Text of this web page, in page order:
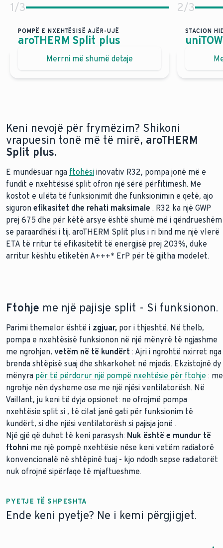
1/3
POMPË E NXEHTËSISË AJËR-UJË
aroTHERM Split plus
Merrni më shumë detaje
Një zgjidhje shumë efikase e ngrohjes
2/3
STACION
Keni nevojë për frymëzim? Shikoni
vrapuesin tonë më të mirë, aroTHERM
Split plus.
E mundësuar nga ftohësi inovativ R32, pompa jonë më e
fundit e nxehtësisë split ofron një sërë përfitimesh. Me
kostot e ulëta të funksionimit dhe funksionimin e qetë, ajo
siguron efikasitet dhe rehati maksimale . R32 ka një GWP
prej 675 dhe për këtë arsye është shumë më i qëndrueshëm
se paraardhësi i tij. aroTHERM Split plus i ri bind me një vlerë
ETA të rritur të efikasitetit të energjisë prej 203%, duke
arritur kështu etiketën A+++* ErP për të gjitha modelet.
Ftohje me një pajisje split - Si funksionon.
Parimi themelor është i zgjuar, por i thjeshtë. Në thelb,
pompa e nxehtësisë funksionon në një mënyrë të ngjashme
me ngrohjen, vetëm në të kundërt : Ajri i ngrohtë nxirret nga
brenda shtëpisë suaj dhe shkarkohet në mjedis. Ekzistojnë dy
mënyra për të përdorur një pompë nxehtësie për ftohje : me
ngrohje nën dysheme ose me një njësi ventilatorësh. Në
Vaillant, ju keni të dyja opsionet: ne ofrojmë pompa
nxehtësie split si , të cilat janë gati për funksionim të
kundërt, si dhe njësi ventilatorësh si pajisja jonë .
Një gjë që duhet të keni parasysh: Nuk është e mundur të
ftohni me një pompë nxehtësie nëse keni vetëm radiatorë
konvencionalë në shtëpinë tuaj - kjo ndodh sepse radiatorët
nuk ofrojnë sipërfaqe të mjaftueshme.
PYETJE TË SHPESHTA
Ende keni pyetje? Ne i kemi përgjigjet.